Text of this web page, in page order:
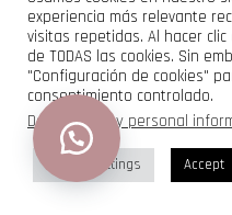
experiencia más relevante
visitas repetidas. Al hacer
de TODAS las cookies. Sin
"Configuración de cookies"
consentimiento controlado.
Do not sell my personal
Cookie Settings Accept